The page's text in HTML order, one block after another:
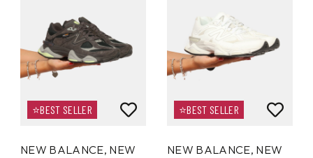
⭐BEST SELLER
NEW BALANCE, NEW
⭐BEST SELLER
NEW BALANCE, NEW